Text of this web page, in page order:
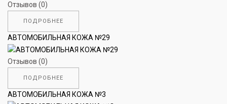
Отзывов (0)
ПОДРОБНЕЕ
АВТОМОБИЛЬНАЯ КОЖА №29
Отзывов (0)
ПОДРОБНЕЕ
АВТОМОБИЛЬНАЯ КОЖА №3